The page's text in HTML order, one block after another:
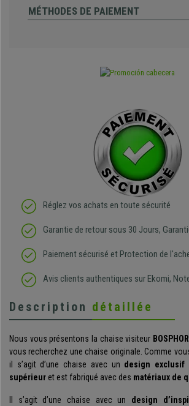
MÉTHODES DE PAIEMENT
Réglez vos achats en toute sécurité
Garantie de retour sous 30 Jours,
Paiement sécurisé et Protection de
Avis clients authentiques sur Ekomi,
Description détaillée
Nous vous présentons la chaise visiteur
vous recherchez une chaise originale. Comme
il s’agit d’une chaise avec un design exclusif
supérieur et est fabriqué avec des matériaux de
Il s’agit d’une chaise avec un design